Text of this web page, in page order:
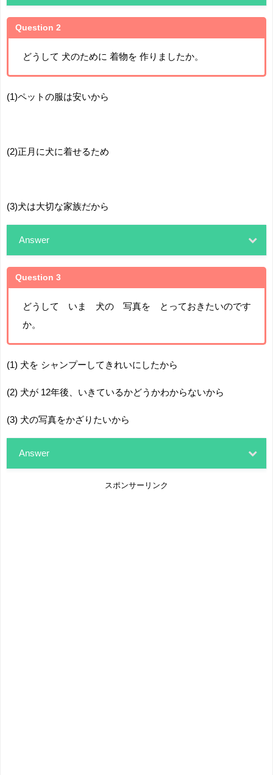
Question 2
どうして 犬のために 着物を 作りましたか。
(1)ペットの服は安いから
(2)正月に犬に着せるため
(3)犬は大切な家族だから
Answer
Question 3
どうして いま 犬の 写真を とっておきたいのです
か。
(1) 犬を シャンプーしてきれいにしたから
(2) 犬が 12年後、いきているかどうかわからないから
(3) 犬の写真をかざりたいから
Answer
スポンサーリンク